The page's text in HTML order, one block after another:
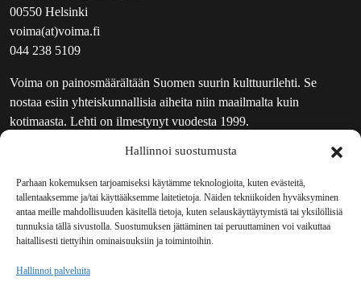
Hallinnoi suostumusta
Parhaan kokemuksen tarjoamiseksi käytämme teknologioita, kuten evästeitä,
tallentaaksemme ja/tai käyttääksemme laitetietoja. Näiden tekniikoiden hyväksyminen
antaa meille mahdollisuuden käsitellä tietoja, kuten selauskäyttäytymistä tai yksilöllisiä
tunnuksia tällä sivustolla. Suostumuksen jättäminen tai peruuttaminen voi vaikuttaa
haitallisesti tiettyihin ominaisuuksiin ja toimintoihin.
Hallinnoi palveluita
00550 Helsinki
voima(at)voima.fi
044 238 5109
Voima on painosmäärältään Suomen suurin kulttuurilehti. Se
nostaa esiin yhteiskunnallisia aiheita niin maailmalta kuin
kotimaasta. Lehti on ilmestynyt vuodesta 1999.
UUTISKIRJE
MAINOSTAJILLE
VASTAMAINOKSET
JAKELUPAIKAT
REKISTERISELOSTE